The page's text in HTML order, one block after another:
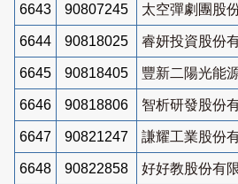
6643 90807245 太空彈劇團股
6644 90818025 睿妍投資股份
6645 90818405 豐新二陽光能
6646 90818806 智析研發股份
6647 90821247 謙耀工業股份
6648 90822858 好好教股份有